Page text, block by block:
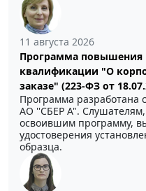
11 августа 2026
Программа повышения
квалификации "О
заказе" (223-ФЗ от
Программа разработана
АО ''СБЕР А".
освоившим программу,
удостоверения
образца.